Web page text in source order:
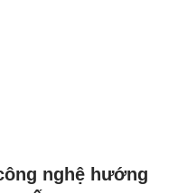
nghệ hướng